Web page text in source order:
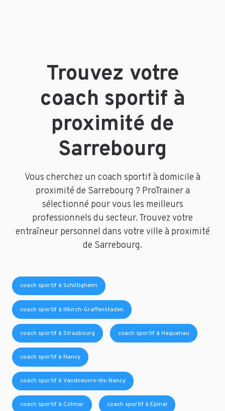
Trouvez votre
coach sportif à
proximité de
Sarrebourg
Vous cherchez un coach sportif à domicile à
proximité de Sarrebourg ? ProTrainer a
sélectionné pour vous les meilleurs
professionnels du secteur. Trouvez votre
entraîneur personnel dans votre ville à proximité
de Sarrebourg.
coach sportif à Schiltigheim
coach sportif à Illkirch-Graffenstaden
coach sportif à Strasbourg coach sportif à Haguenau
coach sportif à Nancy
coach sportif à Vandoeuvre-lès-Nancy
coach sportif à Colmar coach sportif à Epinal